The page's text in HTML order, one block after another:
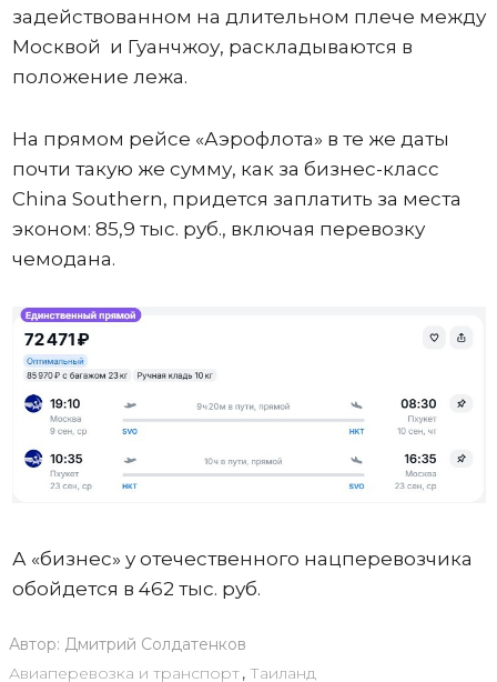
задействованном на длительном плече между
Москвой и Гуанчжоу, раскладываются в
положение лежа.
На прямом рейсе «Аэрофлота» в те же даты
почти такую же сумму, как за бизнес-класс
China Southern, придется заплатить за места
эконом: 85,9 тыс. руб., включая перевозку
чемодана.
А «бизнес» у отечественного нацперевозчика
обойдется в 462 тыс. руб.
Автор: Дмитрий Солдатенков
Авиаперевозка и транспорт, Таиланд